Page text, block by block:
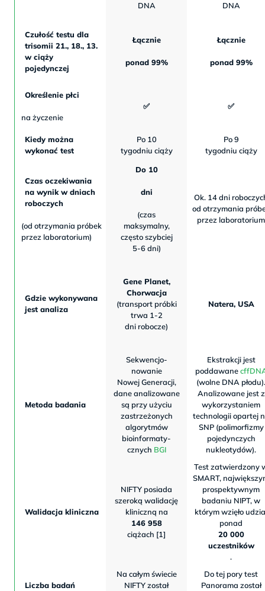
DNA
DNA
Czułość testu dla
trisomii 21., 18., 13.
w ciąży
pojedynczej
Łącznie
ponad 99%
Łącznie
ponad 99%
Określenie płci
na życzenie
✅ ✅
Kiedy można
wykonać test
Po 10
tygodniu ciąży
Po 9
tygodniu ciąży
Czas oczekiwania
na wynik w dniach
roboczych
(od otrzymania próbek
przez laboratorium)
Do 10
dni
(czas
maksymalny,
często szybciej
5-6 dni)
Ok. 14 dni
od otrzymania
przez laboratorium
Gdzie wykonywana
jest analiza
Gene Planet,
Chorwacja
(transport próbki
trwa 1-2
dni robocze)
Natera, USA
Metoda badania
Sekwencjo-
nowanie
Nowej Generacji,
dane analizowane
są przy użyciu
zastrzeżonych
algorytmów
bioinformaty-
cznych BGI
Ekstrakcji jest
poddawane
(wolne DNA płodu).
Analizowane jest z
wykorzystaniem
technologii opartej
SNP (polimorfizmy
pojedynczych
nukleotydów).
Walidacja kliniczna
NIFTY posiada
szeroką walidację
kliniczną na
146 958
ciążach [1]
Test zatwierdzony
SMART,
prospektywnym
badaniu NIPT, w
którym wzięło
ponad
20 000
uczestników
.
Liczba badań
Na całym świecie
NIFTY został
Do tej pory test
Panorama został